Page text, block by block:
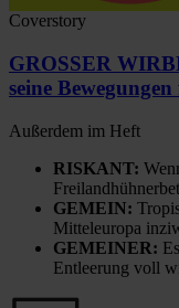
Coverstory
GROSSER
seine
Außerdem im Heft
RISKANT:
GEMEIN:
Mitteleuropa
GEMEINER:
Entleerung voll